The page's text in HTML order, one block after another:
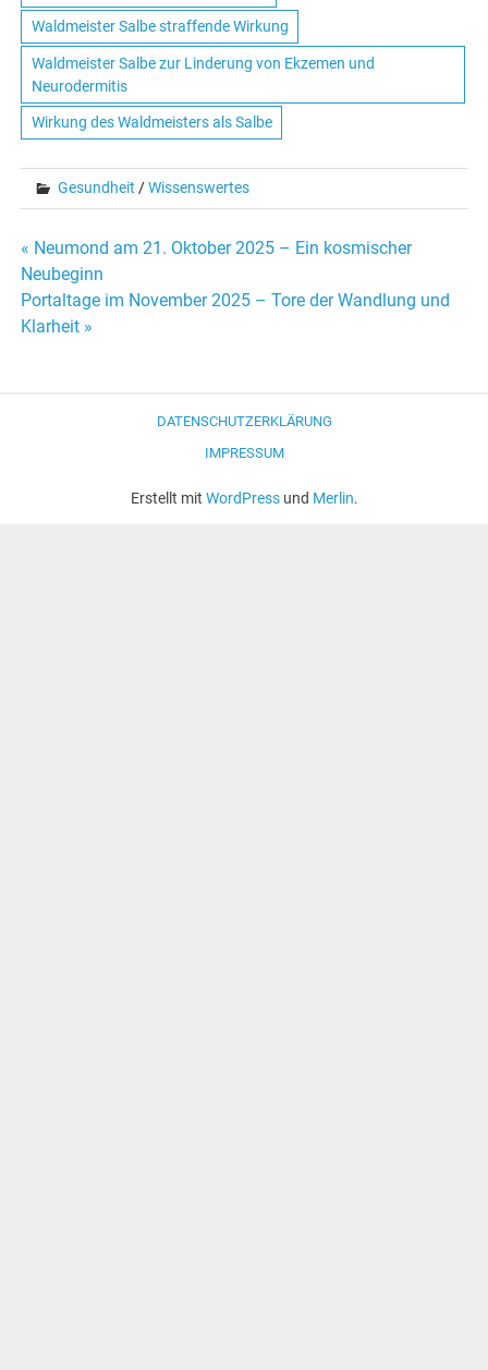
Waldmeister Salbe straffende Wirkung
Waldmeister Salbe zur Linderung von Ekzemen und
Neurodermitis
Wirkung des Waldmeisters als Salbe
Gesundheit /Wissenswertes
Beitrags-
Navigation
« Neumond am 21. Oktober 2025 – Ein kosmischer
Neubeginn
Portaltage im November 2025 – Tore der Wandlung und
Klarheit »
DATENSCHUTZERKLÄRUNG
IMPRESSUM
Erstellt mit WordPressund Merlin.